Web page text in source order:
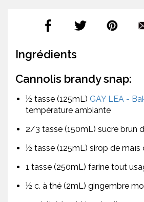
Ingrédients
Cannolis brandy snap:
½ tasse (125mL) GAY LEA -
température ambiante
2/3 tasse (150mL) sucre brun
½ tasse (125mL) sirop de maïs
1 tasse (250mL) farine tout
½ c. à thé (2mL) gingembre